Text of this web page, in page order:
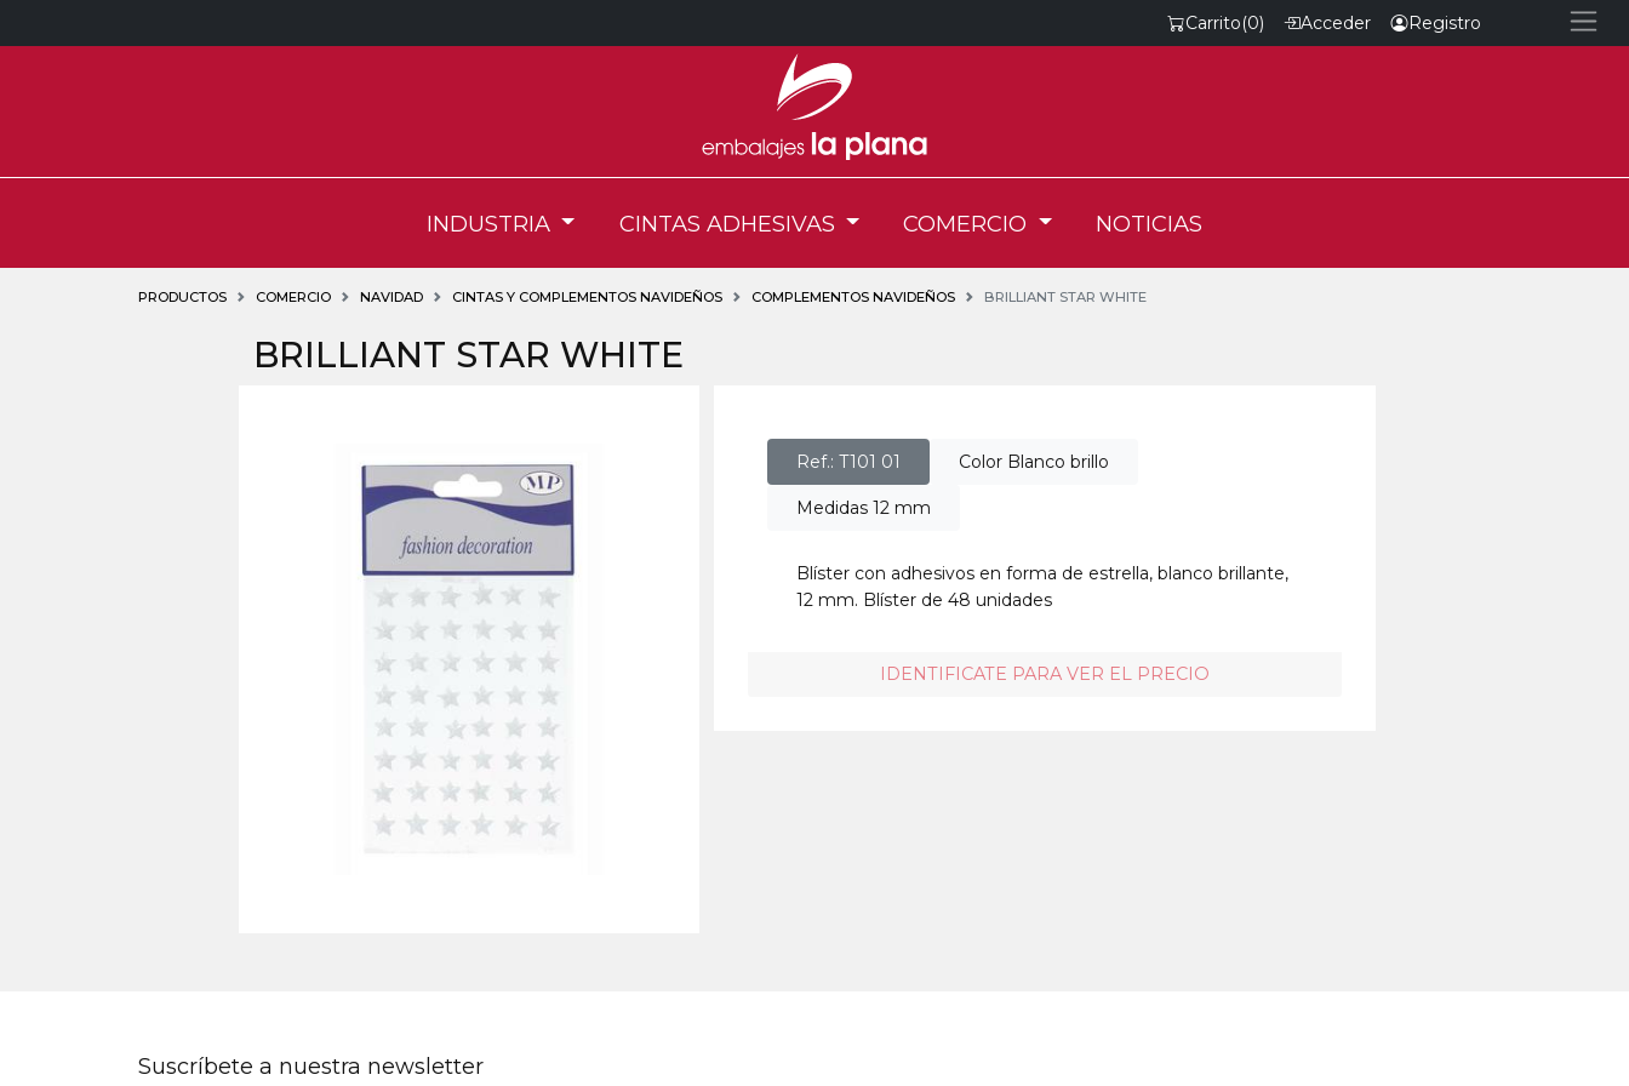
Carrito(0) Acceder Registro
INDUSTRIA CINTAS ADHESIVAS COMERCIO NOTICIAS
PRODUCTOS COMERCIO NAVIDAD CINTAS Y COMPLEMENTOS NAVIDEÑOS COMPLEMENTOS NAVIDEÑOS BRILLIANT STAR WHITE
BRILLIANT STAR WHITE
Ref.: T101 01 Color Blanco brillo
Medidas 12 mm
Blíster con adhesivos en forma de estrella, blanco brillante,
12 mm. Blíster de 48 unidades
IDENTIFICATE PARA VER EL PRECIO
Suscríbete a nuestra newsletter